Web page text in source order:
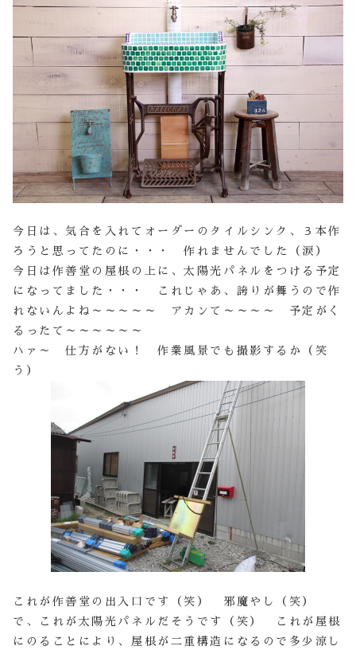
今日は、気合を入れてオーダーのタイルシンク、３本作
ろうと思ってたのに・・・ 作れませんでした（涙）
今日は作善堂の屋根の上に、太陽光パネルをつける予定
になってました・・・ これじゃあ、誇りが舞うので作
れないんよね～～～～～ アカンて～～～～ 予定がく
るったて～～～～～～
ハァ～ 仕方がない！ 作業風景でも撮影するか（笑
う）
これが作善堂の出入口です（笑） 邪魔やし（笑）
で、これが太陽光パネルだそうです（笑） これが屋根
にのることにより、屋根が二重構造になるので多少涼し